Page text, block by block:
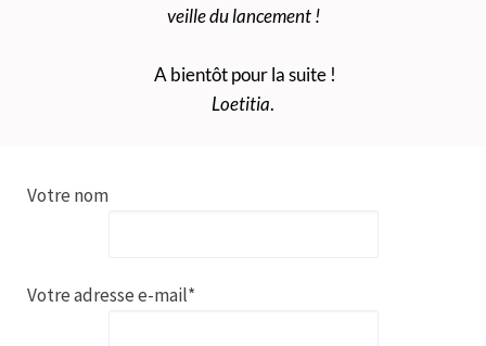
veille du lancement !
A bientôt pour la suite !
Loetitia.
Votre nom
Votre adresse e-mail*